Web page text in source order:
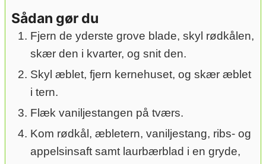
Sådan gør du
Fjern de yderste grove blade, skyl rødkålen,
skær den i kvarter, og snit den.
Skyl æblet, fjern kernehuset, og skær æblet
i tern.
Flæk vaniljestangen på tværs.
Kom rødkål, æbletern, vaniljestang, ribs- og
appelsinsaft samt laurbærblad i en gryde,